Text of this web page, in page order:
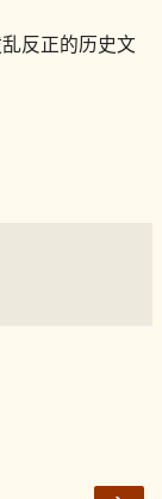
反正的历史文